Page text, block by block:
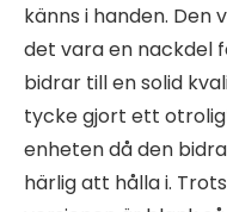
känns i handen. Den
det vara en nackdel
bidrar till en solid
tycke gjort ett
enheten då den
härlig att hålla i.